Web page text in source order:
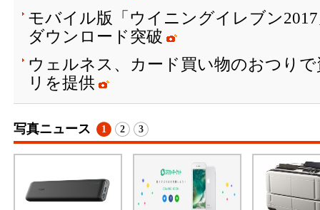
モバイル版「ウイニングイレブン
ダウンロード突破
ウェルネス、カード買い物のおつり
リを提供
写真ニュース 1 2 3